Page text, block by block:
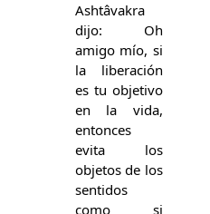
Ashtâvakra
dijo: Oh
amigo mío, si
la liberación
es tu objetivo
en la vida,
entonces
evita los
objetos de los
sentidos
como si